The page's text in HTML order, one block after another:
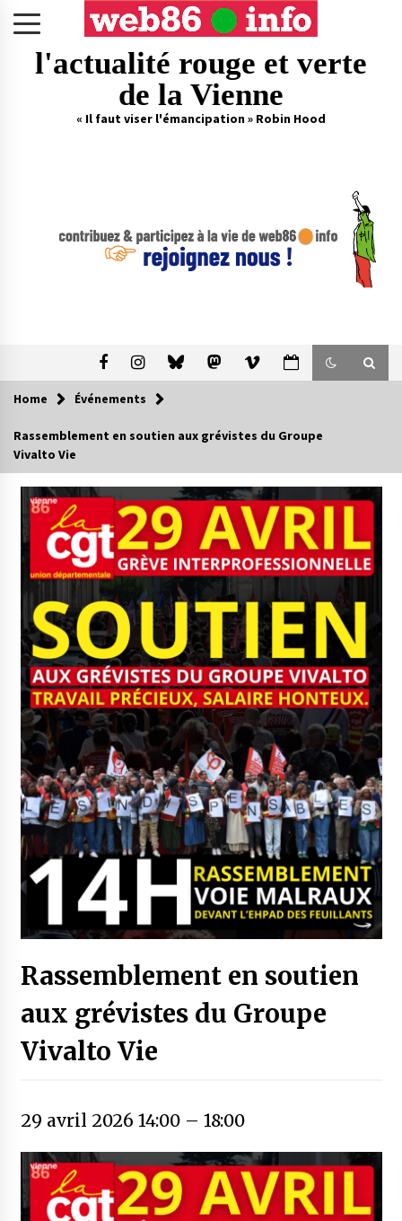
l'actualité rouge et verte
de la Vienne
« Il faut viser l'émancipation » Robin Hood
Home Événements
Rassemblement en soutien aux grévistes du Groupe
Vivalto Vie
Rassemblement en soutien
aux grévistes du Groupe
Vivalto Vie
29 avril 2026 14:00– 18:00